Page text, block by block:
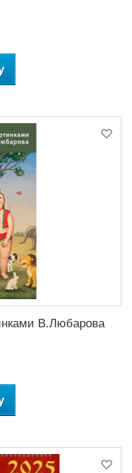
В.Любарова